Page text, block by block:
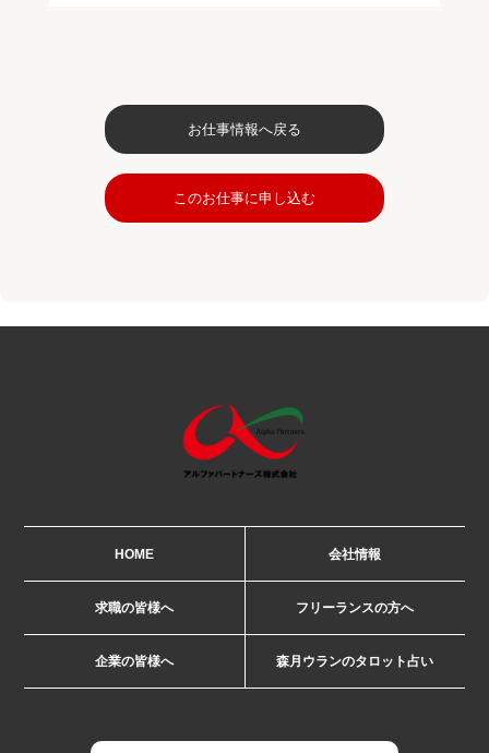
お仕事情報へ戻る
このお仕事に申し込む
HOME 会社情報
求職の皆様へ フリーランスの方へ
企業の皆様へ 森月ウランのタロット占い